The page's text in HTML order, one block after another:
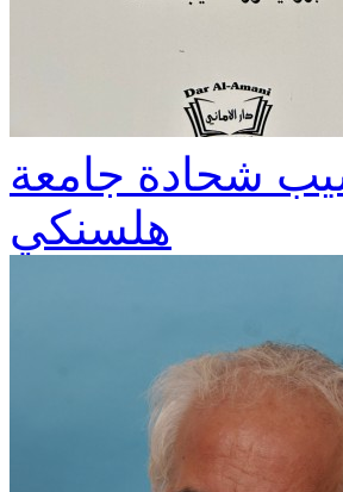
شحادة جامعة
هلسنكي